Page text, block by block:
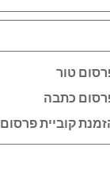
טור
כתבה
קוביית פרסום